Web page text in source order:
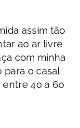
assim tão
ao ar livre
com minha
para o casal
entre 40 a 60